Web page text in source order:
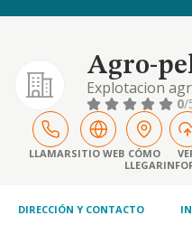
Agro-
Explotacion
0/
LLAMARSITIO WEB CÓMO
LLEGAR
DIRECCIÓN Y CONTACTO